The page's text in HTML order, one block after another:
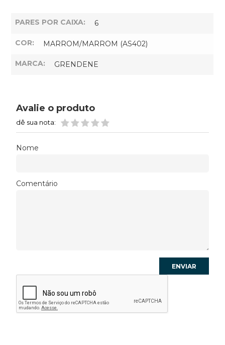
PARES POR CAIXA: 6
COR: MARROM/MARROM (AS402)
MARCA: GRENDENE
Avalie o produto
dê sua nota:
Nome
Comentário
ENVIAR